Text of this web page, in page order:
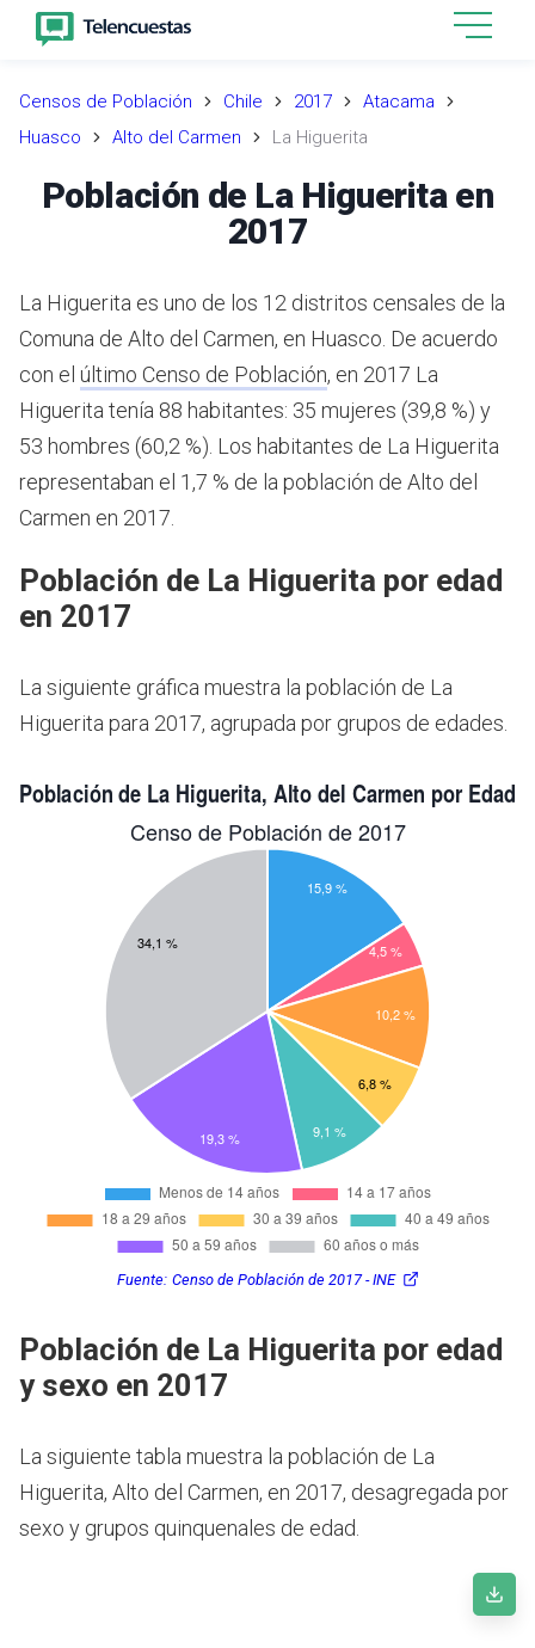
Censos de Población Chile 2017
Atacama
Huasco
Alto del Carmen La Higuerita
Población de La Higuerita en
2017
La Higuerita es uno de los 12 distritos censales de la
Comuna de Alto del Carmen, en Huasco. De acuerdo
con el último Censo de Población, en 2017 La
Higuerita tenía 88 habitantes: 35 mujeres (39,8 %) y
53 hombres (60,2 %). Los habitantes de La Higuerita
representaban el 1,7 % de la población de Alto del
Carmen en 2017.
Población de La Higuerita por edad
en 2017
La siguiente gráfica muestra la población de La
Higuerita para 2017, agrupada por grupos de edades.
Fuente: Censo de Población de 2017 - INE
Población de La Higuerita por edad
y sexo en 2017
La siguiente tabla muestra la población de La
Higuerita, Alto del Carmen, en 2017, desagregada por
sexo y grupos quinquenales de edad.